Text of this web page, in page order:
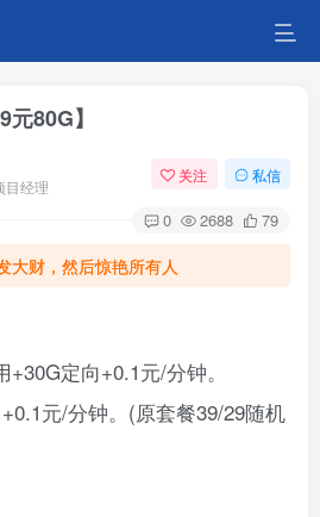
80G】
目经理
关注 私信
0 2688 79
大财，然后惊艳所有人
定向+0.1元/分钟。
元/分钟。(原套餐39/29随机